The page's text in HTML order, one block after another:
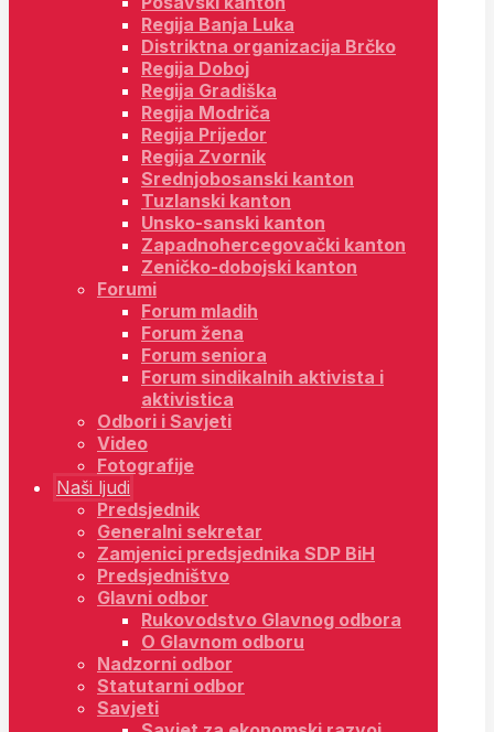
Regija Banja Luka
Distriktna organizacija Brčko
Regija Doboj
Regija Gradiška
Regija Modriča
Regija Prijedor
Regija Zvornik
Srednjobosanski kanton
Tuzlanski kanton
Unsko-sanski kanton
Zapadnohercegovački kanton
Zeničko-dobojski kanton
Forumi
Forum mladih
Forum žena
Forum seniora
Forum sindikalnih aktivista i
aktivistica
Odbori i Savjeti
Video
Fotografije
Naši ljudi
Predsjednik
Generalni sekretar
Zamjenici predsjednika SDP BiH
Predsjedništvo
Glavni odbor
Rukovodstvo Glavnog odbora
O Glavnom odboru
Nadzorni odbor
Statutarni odbor
Savjeti